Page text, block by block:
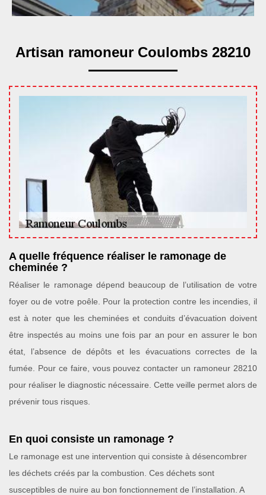
Artisan ramoneur Coulombs 28210
A quelle fréquence réaliser le ramonage de
cheminée ?
Réaliser le ramonage dépend beaucoup de l’utilisation de votre
foyer ou de votre poêle. Pour la protection contre les incendies, il
est à noter que les cheminées et conduits d’évacuation doivent
être inspectés au moins une fois par an pour en assurer le bon
état, l’absence de dépôts et les évacuations correctes de la
fumée. Pour ce faire, vous pouvez contacter un ramoneur 28210
pour réaliser le diagnostic nécessaire. Cette veille permet alors de
prévenir tous risques.
En quoi consiste un ramonage ?
Le ramonage est une intervention qui consiste à désencombrer
les déchets créés par la combustion. Ces déchets sont
susceptibles de nuire au bon fonctionnement de l’installation. A